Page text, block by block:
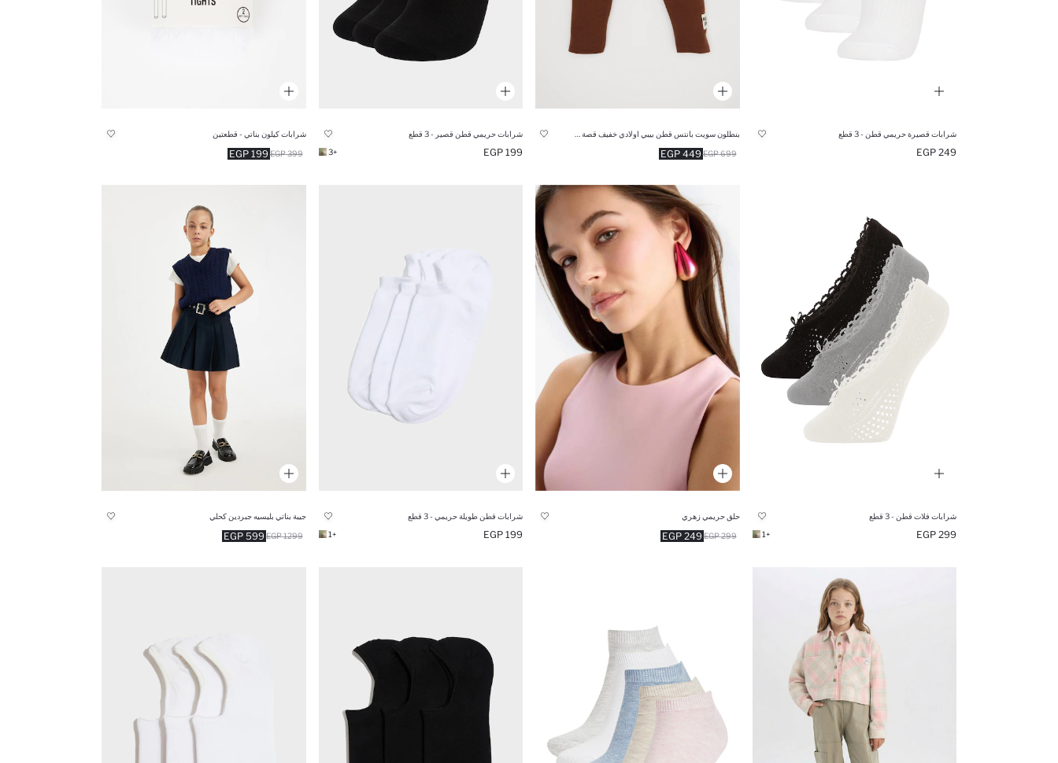
شرابات قصيرة حريمي قطن - 3 قطع
249 EGP
449 EGP 699 EGP
شرابات حريمي قطن قصير - 3 قطع
199 EGP
+3
شرابات كيلون بناتي - قطعتين
199 EGP 399 EGP
شرابات فلات قطن - 3 قطع
299 EGP
+1
حلق حريمي زهري
249 EGP 299 EGP
شرابات قطن طويلة حريمي - 3 قطع
199 EGP
+1
جيبة بناتي بليسيه جبردين كحلي
599 EGP 1299 EGP